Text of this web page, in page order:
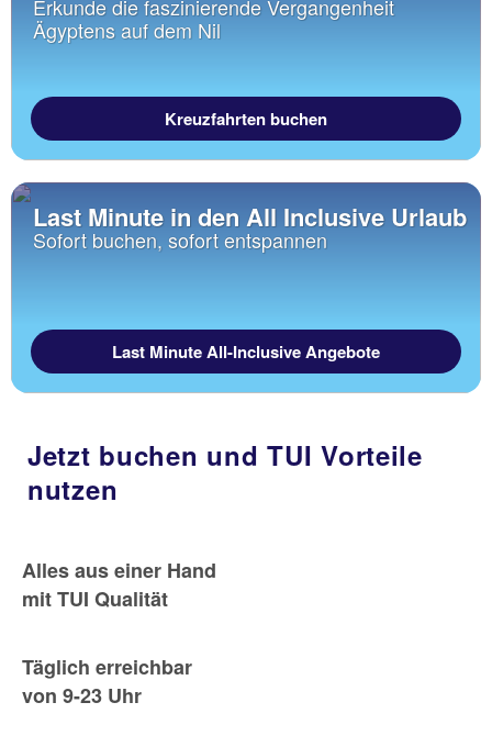
Erkunde die faszinierende Vergangenheit
Ägyptens auf dem Nil
Kreuzfahrten buchen
Last Minute in den All Inclusive Urlaub
Sofort buchen, sofort entspannen
Last Minute All-Inclusive Angebote
Jetzt buchen und TUI Vorteile
nutzen
Alles aus einer Hand
mit TUI Qualität
Täglich erreichbar
von 9-23 Uhr